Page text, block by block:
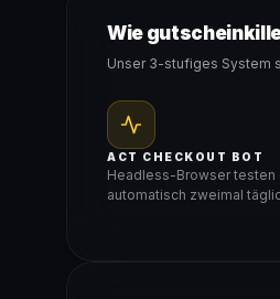
Gültig für teilnehmende
Wie
Unser 3-stufiges System
ACT CHECKOUT BOT
Headless-Browser testen
automatisch zweimal